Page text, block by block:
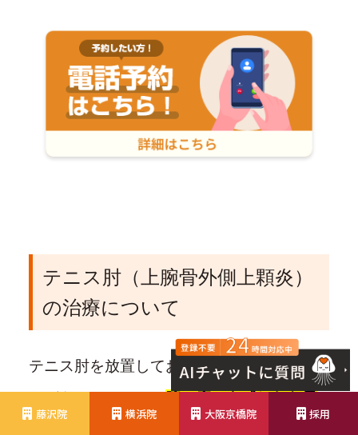
藤沢院 横浜院 大阪京橋院 採用
テニス肘（上腕骨外側上顆炎）
の治療について
テニス肘を放置しておくと重症化するおそ
れがあることから、腕の痛みを感じたら早